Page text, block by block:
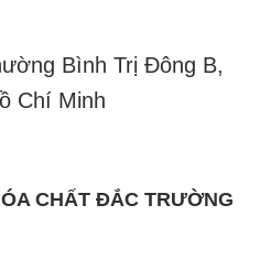
Bình Trị Đông B,
Chí Minh
CHẤT ĐẮC TRƯỜNG